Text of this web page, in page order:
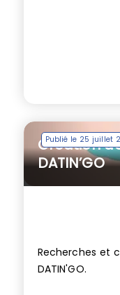
Publié le 25 juillet
Création
DATIN’GO
Recherches et
DATIN'GO.